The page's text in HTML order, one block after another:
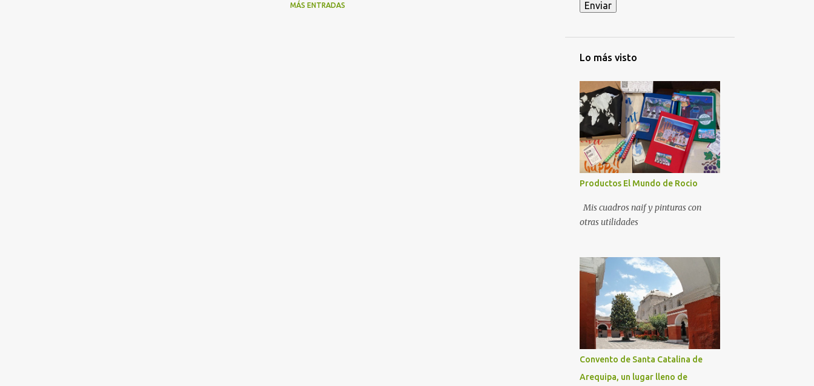
MÁS ENTRADAS
Lo más visto
Productos El Mundo de Rocio
Mis cuadros naif y pinturas con
otras utilidades
Convento de Santa Catalina de
Arequipa, un lugar lleno de